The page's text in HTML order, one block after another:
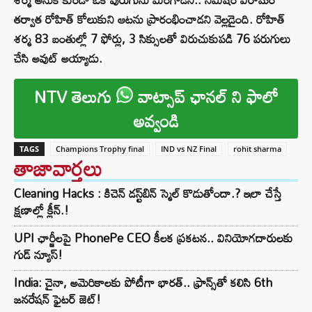
తర్వాత రోహిత్ కోలుకుని ఆటను ప్రారంభించాడని వెల్లడైంది. రోహిత్
శర్మ 83 బంతుల్లో 7 ఫోర్లు, 3 సిక్సులతో విరుచుకుపడి 76 పరుగులు
చేసి అవుట్ అయ్యాడు.
NTV తెలుగు వాట్సాప్ ఛానల్ ని ఫాలో
అవ్వండి
TAGS Champions Trophy final IND vs NZ Final rohit sharma
తాజావార్తలు
Cleaning Hacks : కిచెన్ డస్ట్‌బిన్ స్మెల్ కొడుతోందా.? ఇలా చేస్తే
క్షణాల్లో క్లీన్.!
UPI ఛార్జీలపై PhonePe CEO కీలక ప్రకటన.. వినియోగదారులకు
గుడ్ న్యూస్!
India: చైనా, అమెరికాలకు పోటీగా భారత్.. ఫ్రాన్స్‌తో కలిసి 6th
జనరేషన్ ఫైటర్ జెట్!